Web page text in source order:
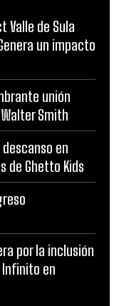
Valle de Sula
un impacto
unión
Smith
en
de Ghetto Kids
por la inclusión
Infinito en